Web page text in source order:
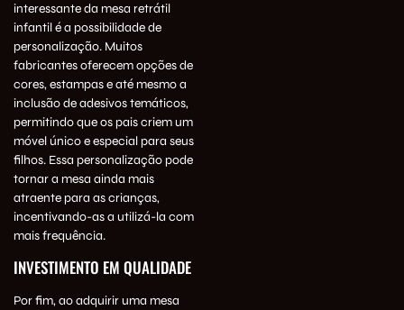
interessante da mesa retrátil
infantil é a possibilidade de
personalização. Muitos
fabricantes oferecem opções de
cores, estampas e até mesmo a
inclusão de adesivos temáticos,
permitindo que os pais criem um
móvel único e especial para seus
filhos. Essa personalização pode
tornar a mesa ainda mais
atraente para as crianças,
incentivando-as a utilizá-la com
mais frequência.
INVESTIMENTO EM QUALIDADE
Por fim, ao adquirir uma mesa